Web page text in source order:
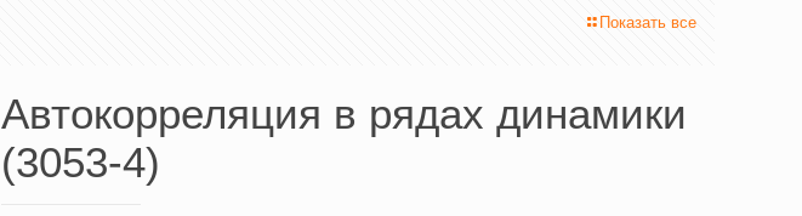
Показать все
Автокорреляция в рядах динамики
(3053-4)